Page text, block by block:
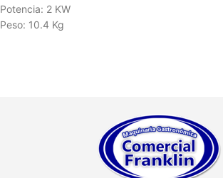
Potencia: 2 KW
Peso: 10.4 Kg